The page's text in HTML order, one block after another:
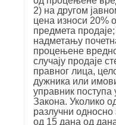
2) на другом
цена износи 20%
предмета
надметању
процењене
случају продаје
правног лица,
дужника или
управник поступа
Закона. Уколико
разлучни
од 15 дана од